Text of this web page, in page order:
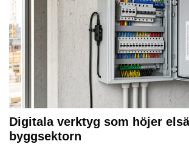
Digitala verktyg som höjer
byggsektorn